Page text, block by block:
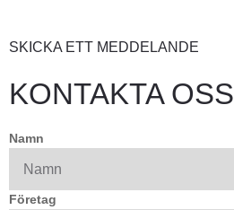
SKICKA ETT MEDDELANDE
KONTAKTA OSS
Namn
Företag